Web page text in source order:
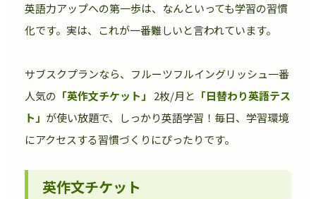
英語力アップへの第一歩は、なんといっても学習の習慣
化です。実は、これが一番難しいと言われています。
サブスクプランなら、フルーツフルイングリッシュ一番
人気の 「英作文チケット」 2枚/月と 「日替わり英語テス
ト」 が使い放題で、しっかり英語学習！毎日、学習環境
にアクセスする習慣づくりにぴったりです。
英作文チケット